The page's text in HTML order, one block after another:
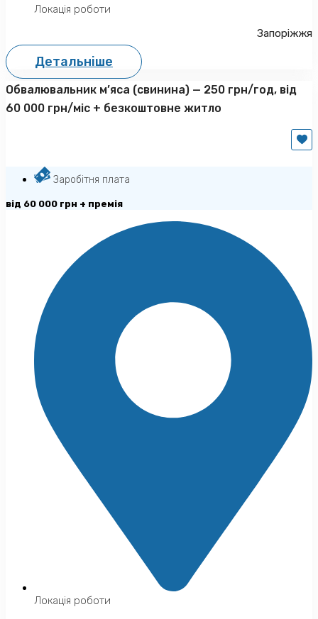
Локація роботи
Запоріжжя
Детальніше
Обвалювальник м’яса (свинина) — 250 грн/год, від
60 000 грн/міс + безкоштовне житло
Заробітня плата
від 60 000 грн + премія
Локація роботи